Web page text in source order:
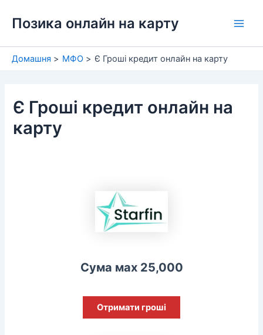
Позика онлайн на карту
Домашня МФО Є Гроші кредит онлайн на карту
Є Гроші кредит онлайн на
карту
Сума мах 25,000
Отримати гроші